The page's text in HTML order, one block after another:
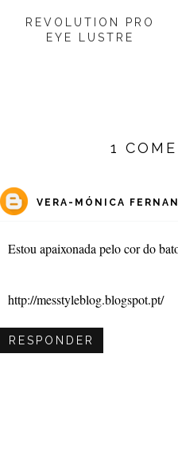
REVOLUTION PRO
EYE LUSTRE
1
VERA-MÓNICA
Estou apaixonada pelo cor do
http://messtyleblog.blogspot.pt/
RESPONDER